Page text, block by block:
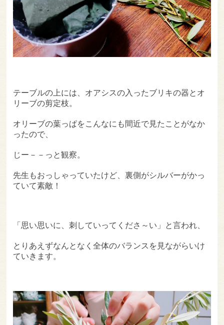
テーブルの上には、オアシスの入ったブリキの器とオ
リーブの剪定枝。
オリーブの葉っぱをこんなにも間近で見たことがなか
ったので、
じー－－っと観察。
先生もおっしゃっていたけど、裏側がシルバーがかっ
ていて素敵！
「思い思いに、刺していってくださ～い」と言われ、
とりあえずなんとなく全体のバランスを見ながらいけ
ていきます。